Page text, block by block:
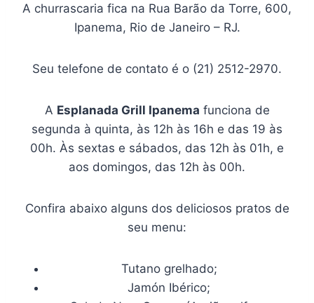
A churrascaria fica na Rua Barão da Torre, 600,
Ipanema, Rio de Janeiro – RJ.
Seu telefone de contato é o (21) 2512-2970.
A Esplanada Grill Ipanema funciona de
segunda à quinta, às 12h às 16h e das 19 às
00h. Às sextas e sábados, das 12h às 01h, e
aos domingos, das 12h às 00h.
Confira abaixo alguns dos deliciosos pratos de
seu menu:
Tutano grelhado;
Jamón Ibérico;